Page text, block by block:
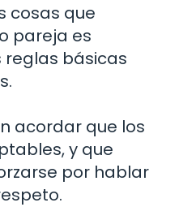
cosas que
pareja es
básicas
acordar que los
y que
por hablar